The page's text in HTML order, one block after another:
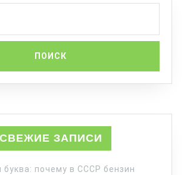
СВЕЖИЕ ЗАПИСИ
буква: почему в СССР бензин